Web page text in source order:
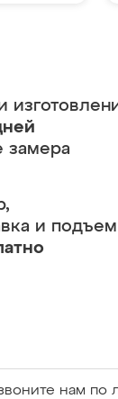
замера
и подъем
нам по